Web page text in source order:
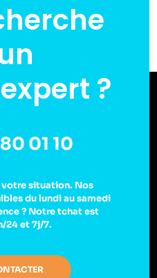
?
01 10
votre situation. Nos
du lundi au samedi
? Notre tchat est
24 et 7j/7.